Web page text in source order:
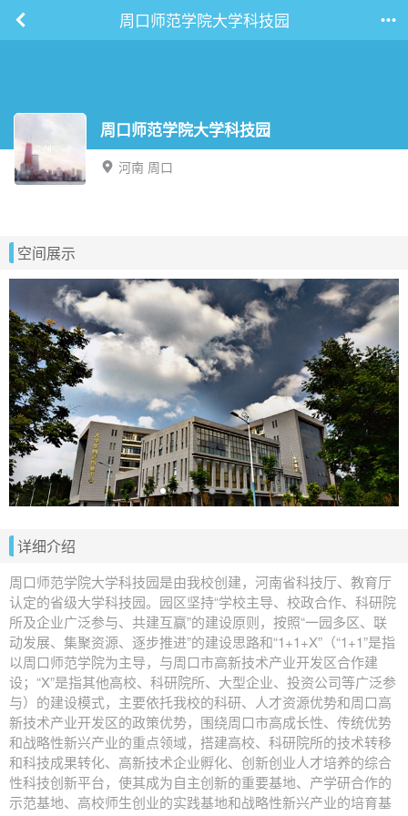
周口师范学院大学科技园
周口师范学院大学科技园
河南 周口
空间展示
详细介绍
周口师范学院大学科技园是由我校创建，河南省科技厅、教育厅
认定的省级大学科技园。园区坚持“学校主导、校政合作、科研院
所及企业广泛参与、共建互赢”的建设原则，按照“一园多区、联
动发展、集聚资源、逐步推进”的建设思路和“1+1+X”（“1+1”是指
以周口师范学院为主导，与周口市高新技术产业开发区合作建
设；“X”是指其他高校、科研院所、大型企业、投资公司等广泛参
与）的建设模式，主要依托我校的科研、人才资源优势和周口高
新技术产业开发区的政策优势，围绕周口市高成长性、传统优势
和战略性新兴产业的重点领域，搭建高校、科研院所的技术转移
和科技成果转化、高新技术企业孵化、创新创业人才培养的综合
性科技创新平台，使其成为自主创新的重要基地、产学研合作的
示范基地、高校师生创业的实践基地和战略性新兴产业的培育基